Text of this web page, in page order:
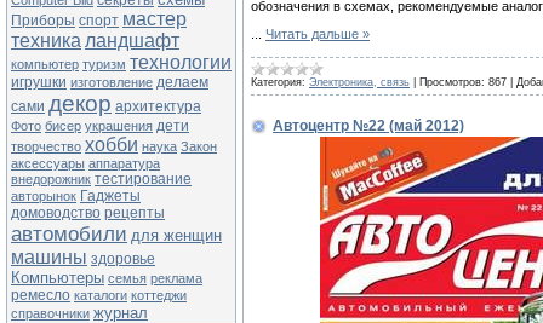
Приборы спорт мастер
техника ландшафт
компьютер туризм технологии
игрушки изготовление делаем
сами декор архитектура
Фото бисер украшения дети
творчество хобби наука Закон
аксессуары аппаратура
внедорожник тестирование
авторынок Гаджеты
домоводство рецепты
автомобили для женщин
машины здоровье
Компьютеры семья реклама
ремесло каталоги коттеджи
справочники журнал
обозначения в схемах, рекомендуемые
Читать дальше »
Категория: Электроника, связь Просмотров: 867
Автоцентр №22 (май 2012)